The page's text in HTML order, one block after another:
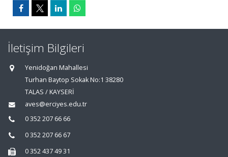
İletişim Bilgileri
Yenidoğan Mahallesi
Turhan Baytop Sokak No:1 38280
TALAS / KAYSERİ
aves@erciyes.edu.tr
0 352 207 66 66
0 352 207 66 67
0 352 437 49 31